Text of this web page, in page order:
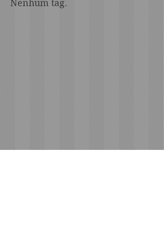
Nenhum tag.